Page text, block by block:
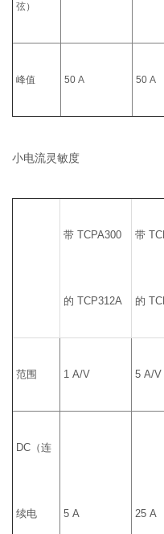
弦）
峰值 50 A 50 A
小电流灵敏度
带 TCPA300
的 TCP312A
带
的
范围 1 A/V 5 A/V
DC（连
续电 5 A 25 A